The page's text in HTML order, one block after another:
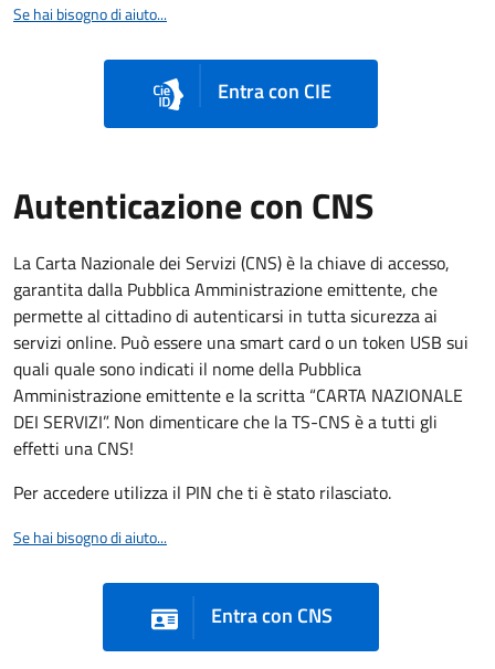
Se hai bisogno di aiuto...
Entra con CIE
Autenticazione con CNS
La Carta Nazionale dei Servizi (CNS) è la chiave di accesso,
garantita dalla Pubblica Amministrazione emittente, che
permette al cittadino di autenticarsi in tutta sicurezza ai
servizi online. Può essere una smart card o un token USB sui
quali quale sono indicati il nome della Pubblica
Amministrazione emittente e la scritta “CARTA NAZIONALE
DEI SERVIZI”. Non dimenticare che la TS-CNS è a tutti gli
effetti una CNS!
Per accedere utilizza il PIN che ti è stato rilasciato.
Se hai bisogno di aiuto...
Entra con CNS